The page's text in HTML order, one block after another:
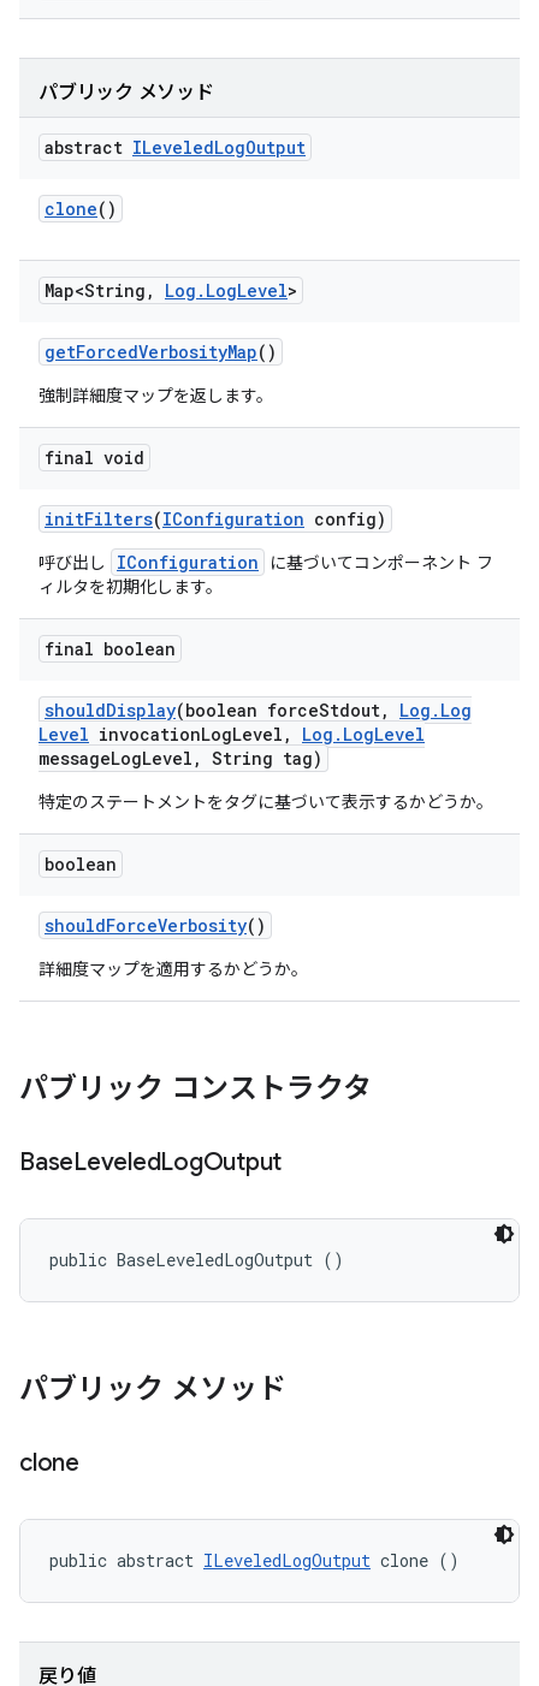
パブリック メソッド
abstract ILeveledLogOutput
clone()
Map<String , Log . LogLevel>
getForcedVerbosityMap()
強制詳細度マップを返します。
final void
initFilters(IConfiguration config)
呼び出し IConfiguration
に基づいてコンポーネント フ
ィルタを初期化します。
final boolean
shouldDisplay(boolean forceStdout, Log . Log
Level invocationLogLevel , Log . LogLevel
messageLogLevel , String tag)
特定のステートメントをタグに基づいて表示するかどうか。
boolean
shouldForceVerbosity()
詳細度マップを適用するかどうか。
パブリック コンストラクタ
BaseLeveledLogOutput
public BaseLeveledLogOutput ()
パブリック メソッド
clone
public abstract ILeveledLogOutput clone ()
戻り値